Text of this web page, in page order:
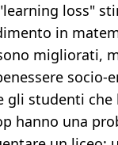
loss"
in
migliorati,
socio-
gli studenti che
hanno una